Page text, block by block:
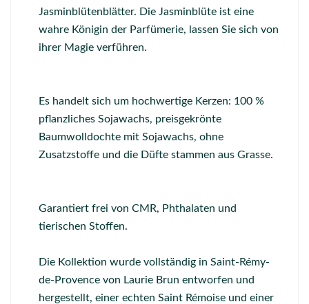
Jasminblütenblätter. Die Jasminblüte ist eine
wahre Königin der Parfümerie, lassen Sie sich von
ihrer Magie verführen.
Es handelt sich um hochwertige Kerzen: 100 %
pflanzliches Sojawachs, preisgekrönte
Baumwolldochte mit Sojawachs, ohne
Zusatzstoffe und die Düfte stammen aus Grasse.
Garantiert frei von CMR, Phthalaten und
tierischen Stoffen.
Die Kollektion wurde vollständig in Saint-Rémy-
de-Provence von Laurie Brun entworfen und
hergestellt, einer echten Saint Rémoise und einer